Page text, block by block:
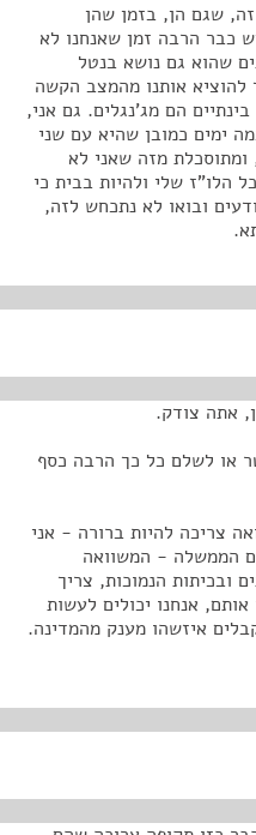
שגם הן, בזמן שהן
כבר הרבה זמן שאנחנו לא
שהוא גם נושא בנטל
להוציא אותנו מהמצב הקשה
הם מג'נגלים. גם אני,
ימים כמובן שהיא עם שני
ומתוסכלת מזה שאני לא
שלי ולהיות בבית כי
ובואו לא נתכחש לזה,
אתה צודק.
או לשלם כל כך הרבה כסף
צריכה להיות ברורה - אני
הממשלה - המשוואה
ובכיתות הנמוכות, צריך
אנחנו יכולים לעשות
איזשהו מענק מהמדינה.